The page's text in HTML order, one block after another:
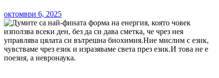
октомври 6, 2025